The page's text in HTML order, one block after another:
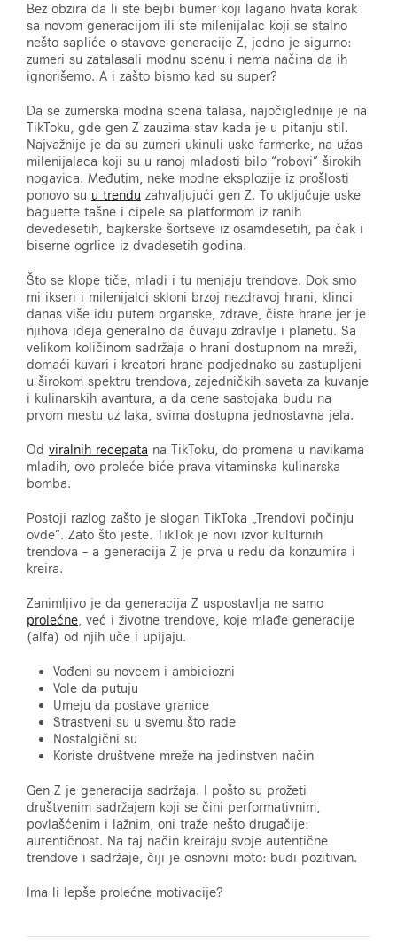
Bez obzira da li ste bejbi bumer koji lagano hvata korak
sa novom generacijom ili ste milenijalac koji se stalno
nešto sapliće o stavove generacije Z, jedno je sigurno:
zumeri su zatalasali modnu scenu i nema načina da ih
ignorišemo. A i zašto bismo kad su super?
Da se zumerska modna scena talasa, najočiglednije je na
TikToku, gde gen Z zauzima stav kada je u pitanju stil.
Najvažnije je da su zumeri ukinuli uske farmerke, na užas
milenijalaca koji su u ranoj mladosti bilo “robovi” širokih
nogavica. Međutim, neke modne eksplozije iz prošlosti
ponovo su u trendu zahvaljujući gen Z. To uključuje uske
baguette tašne i cipele sa platformom iz ranih
devedesetih, bajkerske šortseve iz osamdesetih, pa čak i
biserne ogrlice iz dvadesetih godina.
Što se klope tiče, mladi i tu menjaju trendove. Dok smo
mi ikseri i milenijalci skloni brzoj nezdravoj hrani, klinci
danas više idu putem organske, zdrave, čiste hrane jer je
njihova ideja generalno da čuvaju zdravlje i planetu. Sa
velikom količinom sadržaja o hrani dostupnom na mreži,
domaći kuvari i kreatori hrane podjednako su zastupljeni
u širokom spektru trendova, zajedničkih saveta za kuvanje
i kulinarskih avantura, a da cene sastojaka budu na
prvom mestu uz laka, svima dostupna jednostavna jela.
Od viralnih recepata na TikToku, do promena u navikama
mladih, ovo proleće biće prava vitaminska kulinarska
bomba.
Postoji razlog zašto je slogan TikToka „Trendovi počinju
ovde“. Zato što jeste. TikTok je novi izvor kulturnih
trendova – a generacija Z je prva u redu da konzumira i
kreira.
Zanimljivo je da generacija Z uspostavlja ne samo
prolećne, već i životne trendove, koje mlađe generacije
(alfa) od njih uče i upijaju.
Vođeni su novcem i ambiciozni
Vole da putuju
Umeju da postave granice
Strastveni su u svemu što rade
Nostalgični su
Koriste društvene mreže na jedinstven način
Gen Z je generacija sadržaja. I pošto su prožeti
društvenim sadržajem koji se čini performativnim,
povlašćenim i lažnim, oni traže nešto drugačije:
autentičnost. Na taj način kreiraju svoje autentične
trendove i sadržaje, čiji je osnovni moto: budi pozitivan.
Ima li lepše prolećne motivacije?